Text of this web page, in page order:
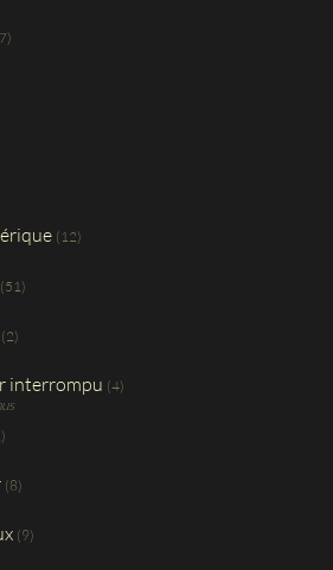
(12)
(51)
(2)
interrompu (4)
(8)
(9)